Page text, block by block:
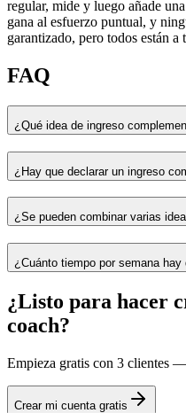
regular, mide y luego añade
gana al esfuerzo puntual, y
garantizado, pero todos están a
FAQ
¿Qué idea de ingreso
¿Hay que declarar un ingreso
¿Se pueden combinar varias
¿Cuánto tiempo por semana hay
¿Listo para hacer
coach?
Empieza gratis con 3 clientes
Crear mi cuenta gratis